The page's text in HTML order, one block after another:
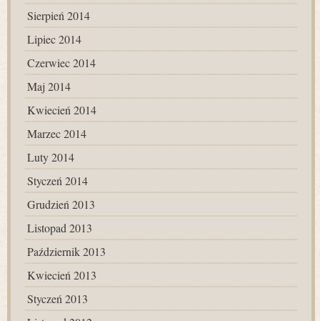
Sierpień 2014
Lipiec 2014
Czerwiec 2014
Maj 2014
Kwiecień 2014
Marzec 2014
Luty 2014
Styczeń 2014
Grudzień 2013
Listopad 2013
Październik 2013
Kwiecień 2013
Styczeń 2013